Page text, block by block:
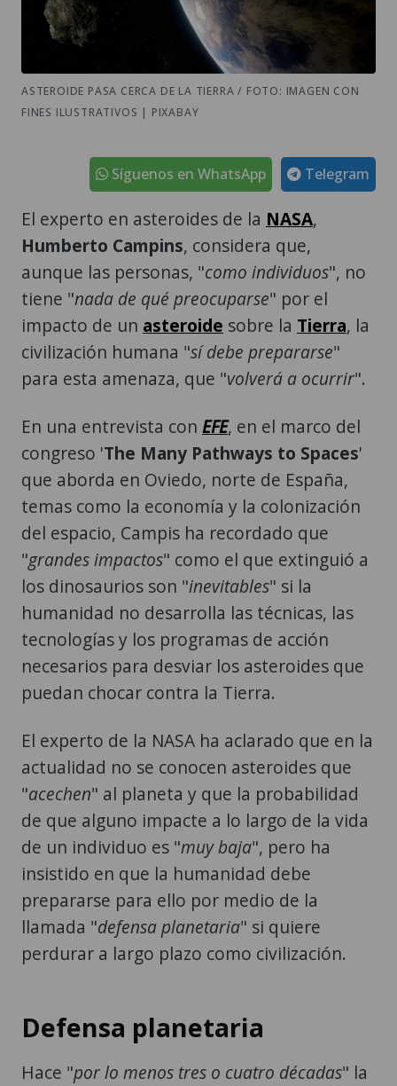
ASTEROIDE PASA CERCA DE LA TIERRA / FOTO: IMAGEN CON
FINES ILUSTRATIVOS | PIXABAY
Síguenos en WhatsApp
El experto en asteroides de la NASA,
Humberto Campins, considera que,
aunque las personas, "como individuos
tiene "nada de qué preocuparse " por el
impacto de unasteroidesobre laTierra , la
civilización humana "sí debe prepararse
para esta amenaza, que " volverá a ocurrir ".
En una entrevista conEFE, en el marco del
que aborda en Oviedo, norte de España,
temas como la economía y la colonización
del espacio, Campis ha recordado que
"grandes impactos" como el que extinguió a
los dinosaurios son "inevitables" si la
humanidad no desarrolla las técnicas, las
tecnologías y los programas de acción
necesarios para desviar los asteroides que
puedan chocar contra la Tierra.
El experto de la NASA ha aclarado que en la
"acechen" al planeta y que la probabilidad
de que alguno impacte a lo largo de la vida
de un individuo es "muy baja ", pero ha
insistido en que la humanidad debe
prepararse para ello por medio de la
llamada "defensa planetaria" si quiere
perdurar a largo plazo como civilización.
Defensa planetaria
Hace "por lo menos tres o cuatro décadas
consiguió convencer al Gobierno
estadounidense de que existía una amenaza"